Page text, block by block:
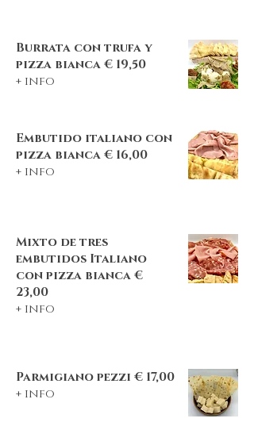
Burrata con trufa y
pizza bianca € 19,50
+ info
Embutido italiano con
pizza bianca € 16,00
+ info
Mixto de tres
embutidos Italiano
con pizza bianca €
23,00
+ info
Parmigiano pezzi € 17,00
+ info